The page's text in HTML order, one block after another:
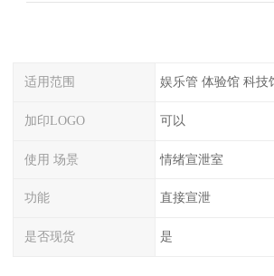
适用范围 娱乐管 体验馆 科技
加印LOGO 可以
使用 场景 情绪宣泄室
功能 直接宣泄
是否现货 是